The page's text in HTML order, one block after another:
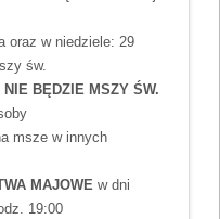
oraz w niedziele: 29
św.
NIE BĘDZIE MSZY ŚW.
msze w innych
MAJOWEw dni
19:00